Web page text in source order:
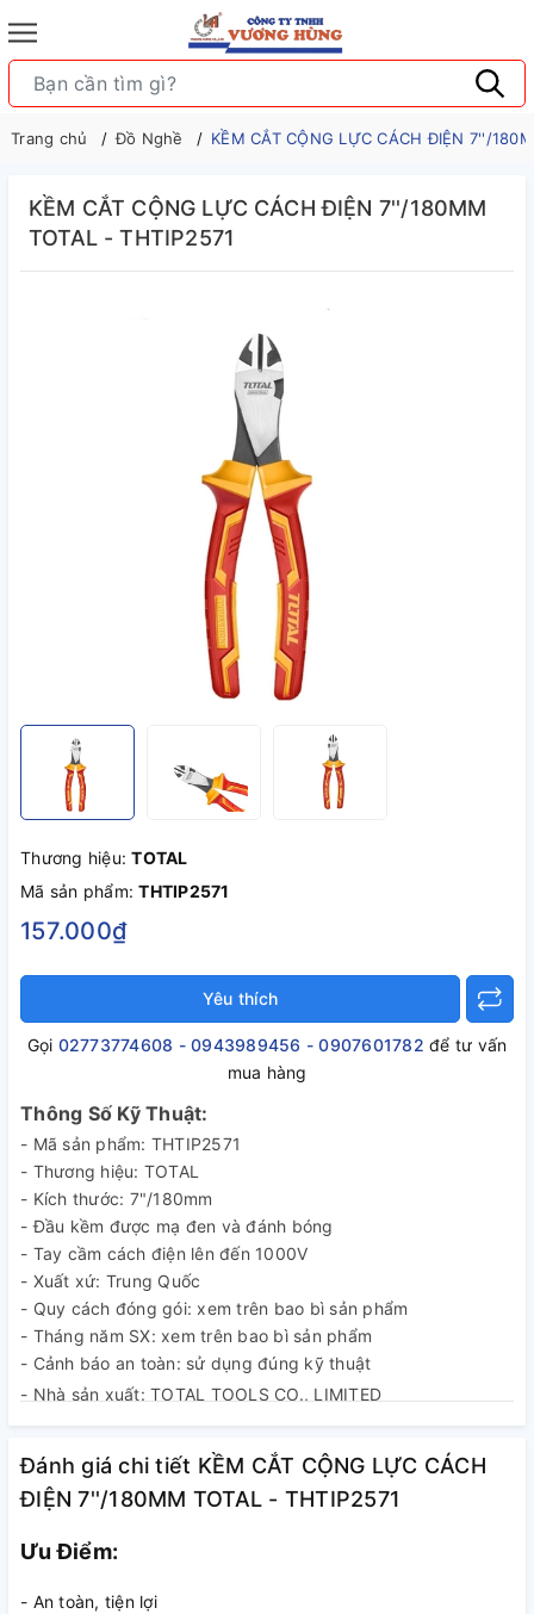
Trang chủ Đồ Nghề KỀM CẮT CỘNG LỰC CÁCH ĐIỆN 7''/
KỀM CẮT CỘNG LỰC CÁCH ĐIỆN 7''/180MM
TOTAL - THTIP2571
Thương hiệu:TOTAL
Mã sản phẩm:THTIP2571
157.000₫
Yêu thích
Gọi 02773774608 - 0943989456 - 0907601782 để tư vấn
mua hàng
Thông Số Kỹ Thuật:
- Mã sản phẩm: THTIP2571
- Thương hiệu: TOTAL
- Kích thước: 7"/180mm
- Đầu kềm được mạ đen và đánh bóng
- Tay cầm cách điện lên đến 1000V
- Xuất xứ: Trung Quốc
- Quy cách đóng gói: xem trên bao bì sản phẩm
- Tháng năm SX: xem trên bao bì sản phẩm
- Cảnh báo an toàn: sử dụng đúng kỹ thuật
- Nhà sản xuất: TOTAL TOOLS CO., LIMITED
Đánh giá chi tiết KỀM CẮT CỘNG LỰC CÁCH
ĐIỆN 7''/180MM TOTAL - THTIP2571
Ưu Điểm:
- An toàn, tiện lợi